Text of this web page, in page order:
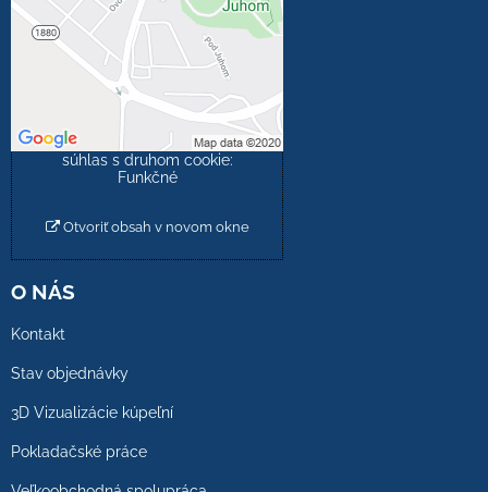
Prajete si načítať externý
obsah?
Povoliť tentokrát
Povoliť a zapamätať -
súhlas s druhom cookie:
Funkčné
Otvoriť obsah v novom okne
O NÁS
Kontakt
Stav objednávky
3D Vizualizácie kúpeľní
Pokladačské práce